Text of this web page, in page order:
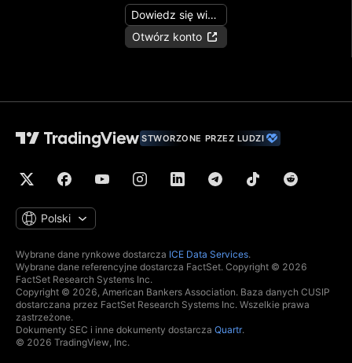
Dowiedz się więcej
Otwórz konto
STWORZONE PRZEZ LUDZI
Polski
Wybrane dane rynkowe dostarcza ICE Data Services.
Wybrane dane referencyjne dostarcza FactSet. Copyright © 2026
FactSet Research Systems Inc.
Copyright © 2026, American Bankers Association. Baza danych CUSIP
dostarczana przez FactSet Research Systems Inc. Wszelkie prawa
zastrzeżone.
Dokumenty SEC i inne dokumenty dostarcza Quartr.
© 2026 TradingView, Inc.